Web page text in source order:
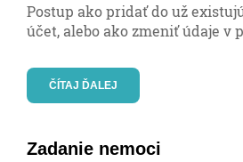
Postup ako pridať do už
účet, alebo ako zmeniť údaje v
ČÍTAJ ĎALEJ
Zadanie nemoci